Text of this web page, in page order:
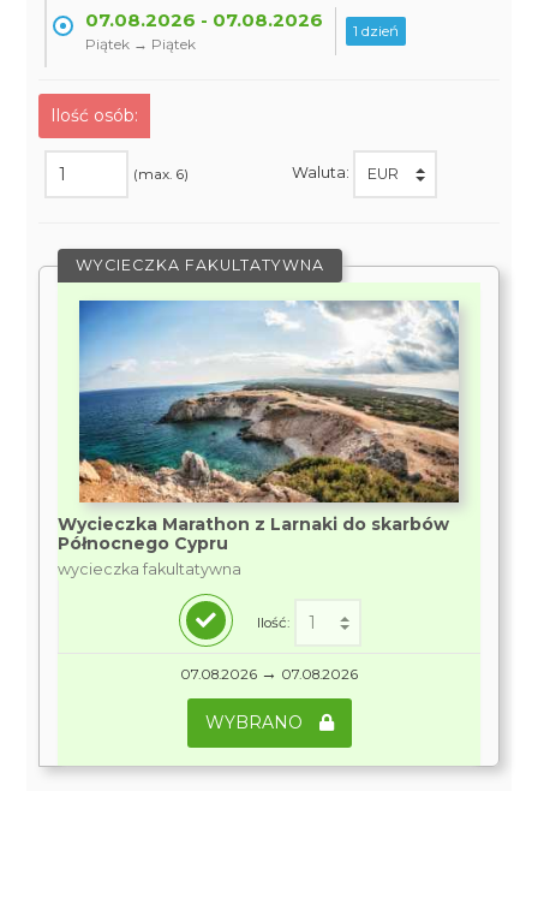
07.08.2026 - 07.08.2026
Piątek → Piątek
1 dzień
Ilość osób:
(max. 6) Waluta:
WYCIECZKA FAKULTATYWNA
Wycieczka Marathon z Larnaki do skarbów
Północnego Cypru
wycieczka fakultatywna
Ilość:
07.08.2026 → 07.08.2026
WYBRANO